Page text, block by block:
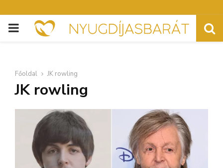
PRIMARY
Főoldal JK rowling
JK rowling